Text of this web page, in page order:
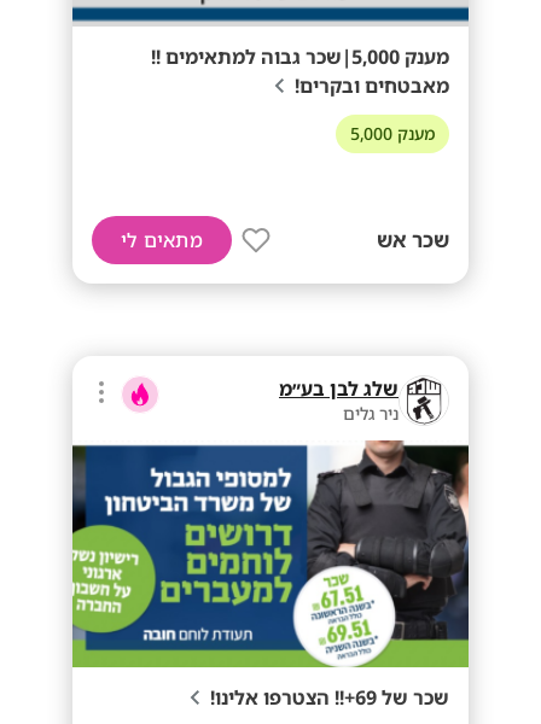
מענק 5,000|שכר גבוה למתאימים !!
מאבטחים ובקרים!
מענק 5,000
שכר אש מתאים לי
שלג לבן בע״מ
ניר גלים
שכר של 69+!! הצטרפו אלינו!